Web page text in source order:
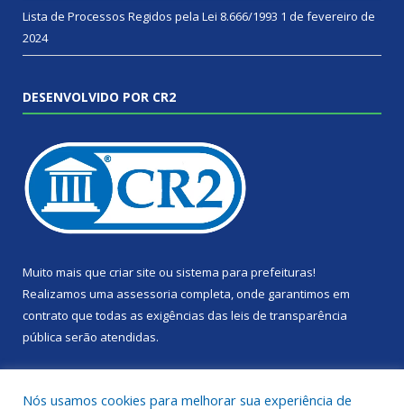
Lista de Processos Regidos pela Lei 8.666/1993 1 de fevereiro de
2024
DESENVOLVIDO POR CR2
Muito mais que criar site ou sistema para prefeituras!
Realizamos uma assessoria completa, onde garantimos em
contrato que todas as exigências das leis de transparência
pública serão atendidas.
Nós usamos cookies para melhorar sua experiência de